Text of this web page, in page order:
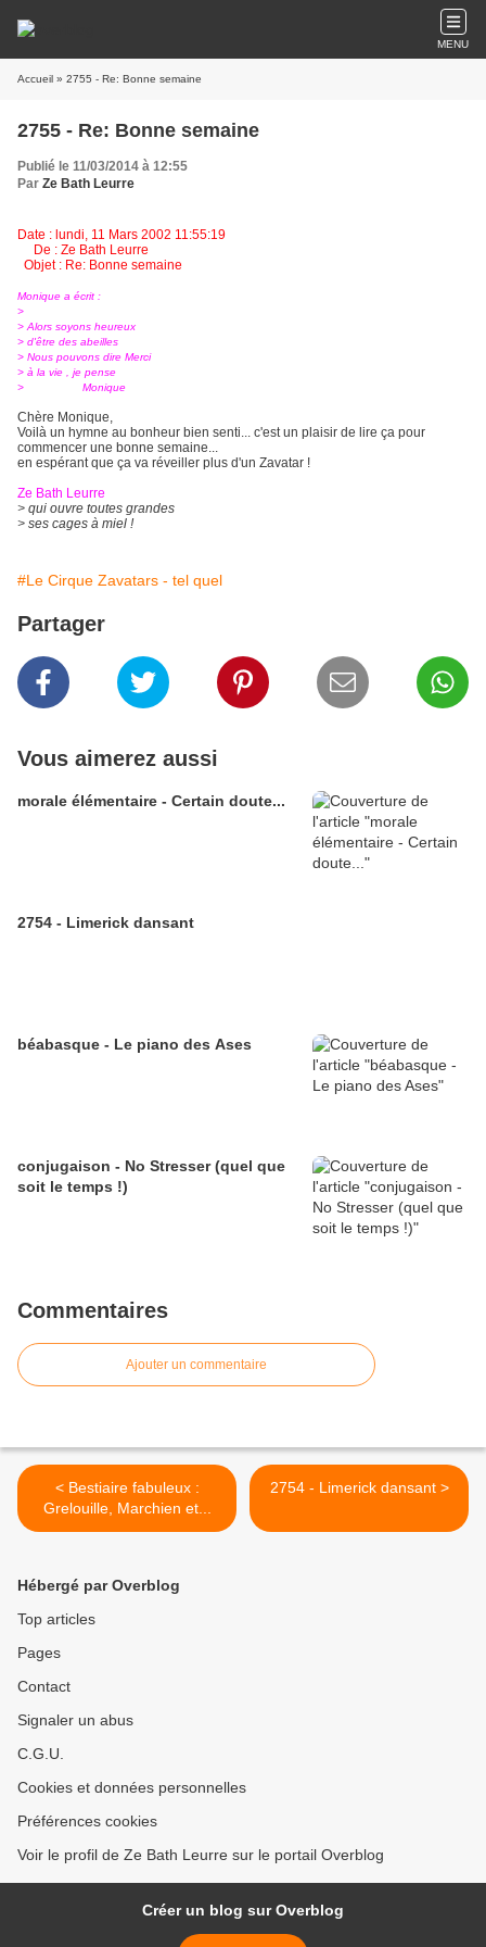
MENU
Accueil » 2755 - Re: Bonne semaine
2755 - Re: Bonne semaine
Publié le 11/03/2014 à 12:55
Par Ze Bath Leurre
Date : lundi, 11 Mars 2002 11:55:19
De : Ze Bath Leurre
Objet : Re: Bonne semaine
Monique a écrit :
>
> Alors soyons heureux
> d'être des abeilles
> Nous pouvons dire Merci
> à la vie , je pense
>
Monique
Chère Monique,
Voilà un hymne au bonheur bien senti... c'est un plaisir de lire ça pour
commencer une bonne semaine...
en espérant que ça va réveiller plus d'un Zavatar !
Ze Bath Leurre
> qui ouvre toutes grandes
> ses cages à miel !
#Le Cirque Zavatars - tel quel
Partager
Vous aimerez aussi
morale élémentaire - Certain doute...
2754 - Limerick dansant
béabasque - Le piano des Ases
conjugaison - No Stresser (quel que
soit le temps !)
Commentaires
Ajouter un commentaire
< Bestiaire fabuleux :
Grelouille, Marchien et...
2754 - Limerick dansant >
Hébergé par Overblog
Top articles
Pages
Contact
Signaler un abus
C.G.U.
Cookies et données personnelles
Préférences cookies
Voir le profil de Ze Bath Leurre sur le portail Overblog
Créer un blog sur Overblog